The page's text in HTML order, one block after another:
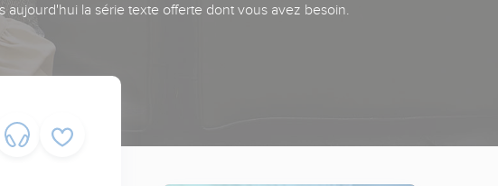
la série texte offerte dont vous avez besoin.